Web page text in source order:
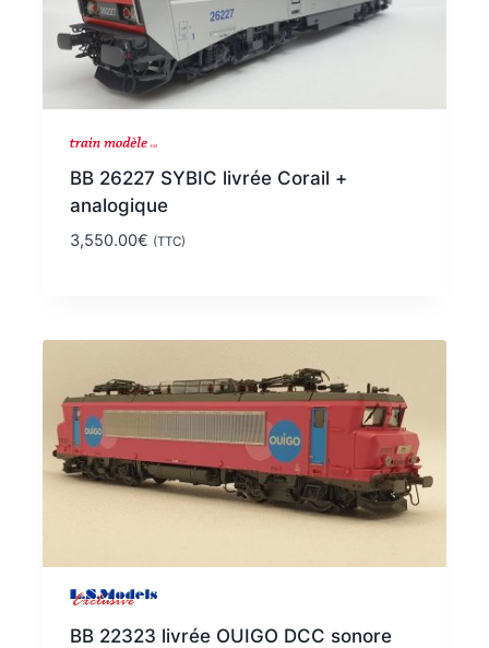
BB 26227 SYBIC livrée Corail +
analogique
3,550.00€ (TTC)
BB 22323 livrée OUIGO DCC sonore